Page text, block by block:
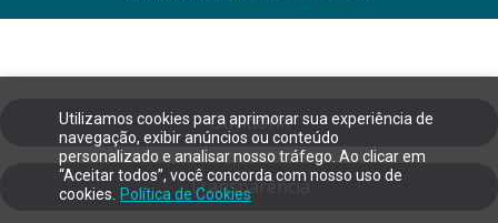
Utilizamos cookies para aprimorar sua experiência de
navegação, exibir anúncios ou conteúdo
personalizado e analisar nosso tráfego. Ao clicar em
“Aceitar todos”, você concorda com nosso uso de
cookies.
Política de Cookies
Ouvidoria
Transparência